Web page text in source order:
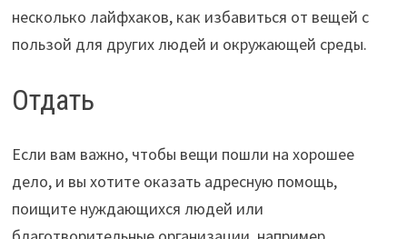
несколько лайфхаков, как избавиться от вещей с
пользой для других людей и окружающей среды.
Отдать
Если вам важно, чтобы вещи пошли на хорошее
дело, и вы хотите оказать адресную помощь,
поищите нуждающихся людей или